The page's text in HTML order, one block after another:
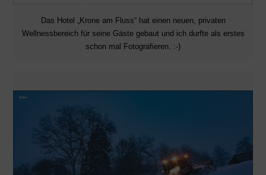
Das Hotel „Krone am Fluss“ hat einen neuen, privaten
Wellnessbereich für seine Gäste gebaut und ich durfte als erstes
schon mal Fotografieren. :-)